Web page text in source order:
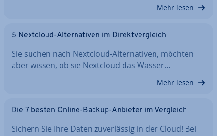
Mehr lesen
5 Nextcloud-Al­ter­na­ti­ven im Di­rekt­ver­gleich
Sie suchen nach Nextcloud-Al­ter­na­ti­ven, möchten
aber wissen, ob sie Nextcloud das Wasser…
Mehr lesen
Die 7 besten Online-Backup-Anbieter im Vergleich
Sichern Sie Ihre Daten zu­ver­läs­sig in der Cloud! Bei